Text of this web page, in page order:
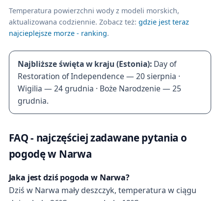
Temperatura powierzchni wody z modeli morskich,
aktualizowana codziennie. Zobacz też: gdzie jest teraz
najcieplejsze morze - ranking.
Najbliższe święta w kraju (Estonia): Day of
Restoration of Independence — 20 sierpnia ·
Wigilia — 24 grudnia · Boże Narodzenie — 25
grudnia.
FAQ - najczęściej zadawane pytania o
pogodę w Narwa
Jaka jest dziś pogoda w Narwa?
Dziś w Narwa mały deszczyk, temperatura w ciągu